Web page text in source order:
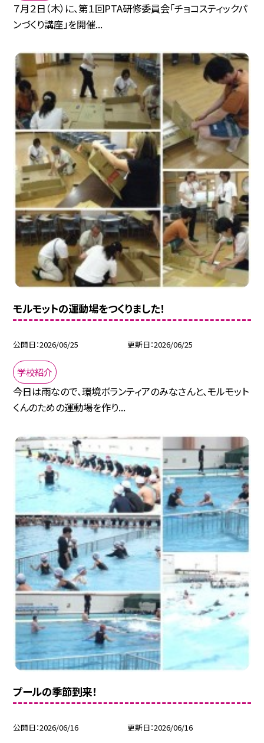
７月２日（木）に、第１回PTA研修委員会「チョコスティックパ
ンづくり講座」を開催...
モルモットの運動場をつくりました！
公開日 2026/06/25 更新日 2026/06/25
学校紹介
今日は雨なので、環境ボランティアのみなさんと、モルモット
くんのための運動場を作り...
プールの季節到来！
公開日 2026/06/16 更新日 2026/06/16